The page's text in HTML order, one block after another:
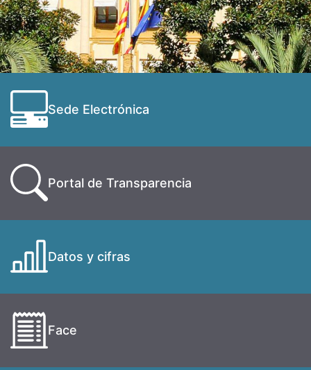
Sede Electrónica
Portal de Transparencia
Datos y cifras
Face